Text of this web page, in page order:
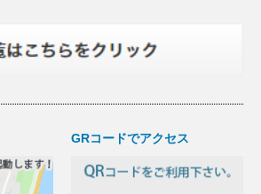
GRコードでアクセス